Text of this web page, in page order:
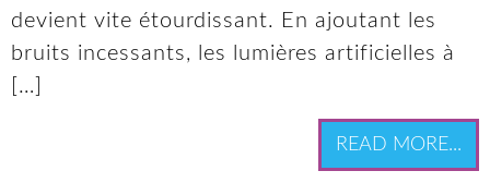
devient vite étourdissant. En ajoutant les
bruits incessants, les lumières artificielles à
[…]
READ MORE...